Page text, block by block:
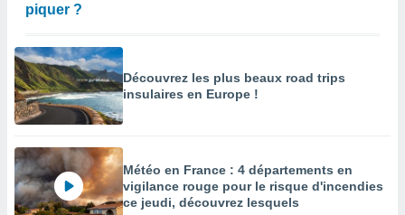
piquer ?
Découvrez les plus beaux road trips
insulaires en Europe !
Météo en France : 4 départements en
vigilance rouge pour le risque d'incendies
ce jeudi, découvrez lesquels